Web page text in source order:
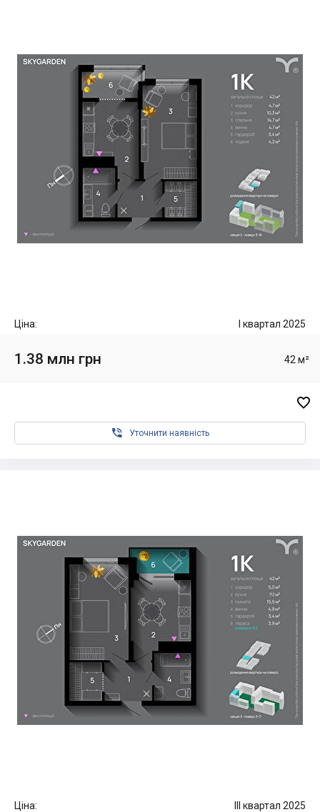
Ціна: I квартал 2025
1.38 млн грн 42 м²

 Уточнити наявність
Ціна: III квартал 2025